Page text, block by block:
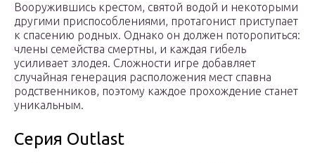
Вооружившись крестом, святой водой и некоторыми
другими приспособлениями, протагонист приступает
к спасению родных. Однако он должен поторопиться:
члены семейства смертны, и каждая гибель
усиливает злодея. Сложности игре добавляет
случайная генерация расположения мест спавна
родственников, поэтому каждое прохождение станет
уникальным.
Серия Outlast